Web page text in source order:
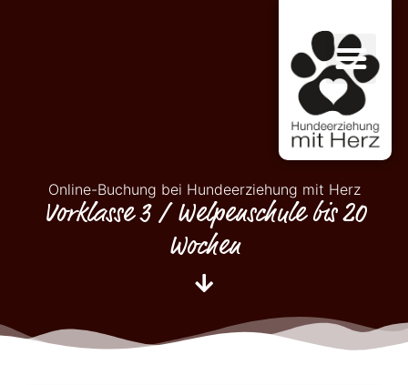
Online-Buchung bei Hundeerziehung mit Herz
Vorklasse 3 / Welpenschule bis 20
Wochen